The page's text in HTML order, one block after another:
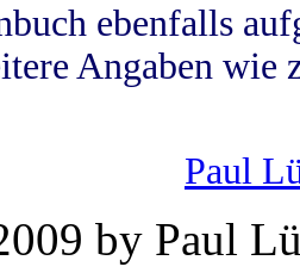
ebenfalls
Angaben wie
Paul
by Paul